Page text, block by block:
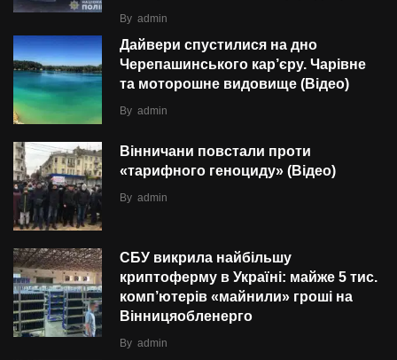
By admin
Дайвери спустилися на дно
Черепашинського кар’єру. Чарівне
та моторошне видовище (Відео)
By admin
Вінничани повстали проти
«тарифного геноциду» (Відео)
By admin
СБУ викрила найбільшу
криптоферму в Україні: майже 5 тис.
комп’ютерів «майнили» гроші на
Вінницяобленерго
By admin